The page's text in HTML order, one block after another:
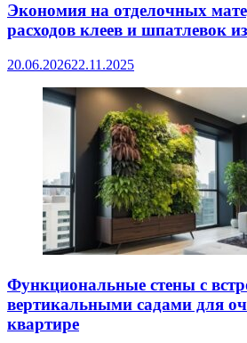
Экономия на отделочных
расходов клеев и шпатлевок
20.06.202622.11.2025
Функциональные стены с
вертикальными садами для
квартире